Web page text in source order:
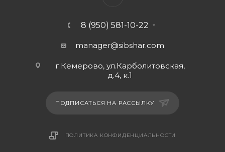
8 (950) 581-10-22
manager@sibshar.com
г.Кемерово, ул.Карболитовская,
д.4, к.1
ПОДПИСАТЬСЯ НА РАССЫЛКУ
ПОЛИТИКА КОНФИДЕНЦИАЛЬНОСТИ